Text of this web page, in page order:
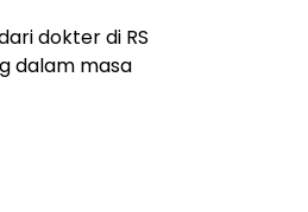
dokter di RS
dalam masa